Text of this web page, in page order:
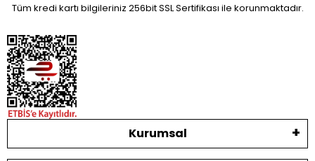
Tüm kredi kartı bilgileriniz 256bit SSL Sertifikası ile korunmaktadır.
Kurumsal